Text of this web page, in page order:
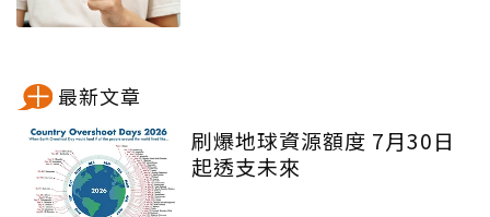
最新文章
刷爆地球資源額度 7月30日
起透支未來